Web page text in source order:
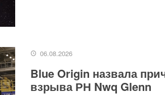
06.08.2026
Blue Origin назвала
взрыва РН Nwq Glenn